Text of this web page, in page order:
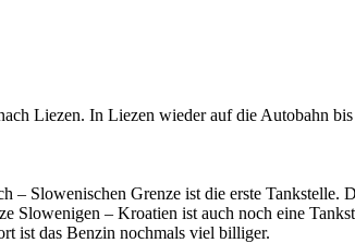
Liezen. In Liezen wieder auf die Autobahn
Slowenischen Grenze ist die erste Tankstelle.
– Kroatien ist auch noch eine
ist das Benzin nochmals viel billiger.